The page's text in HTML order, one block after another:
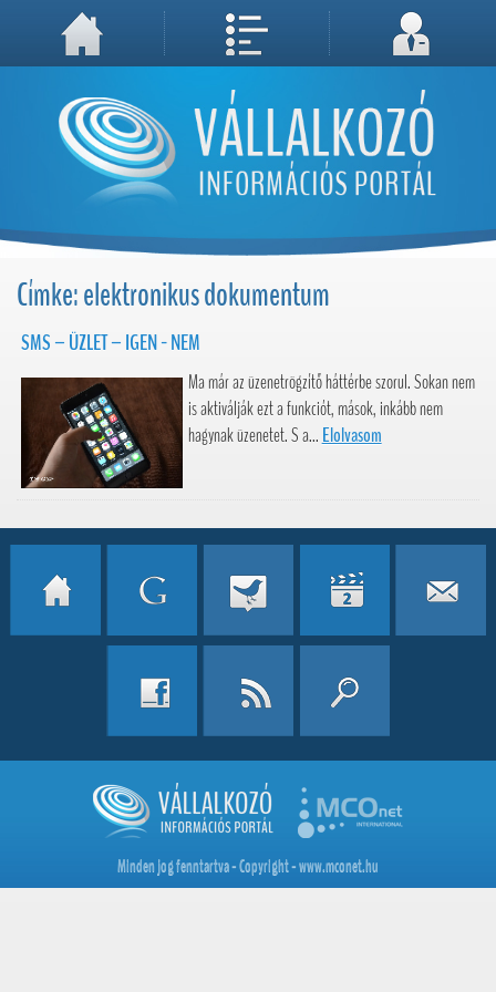
A weboldal használatával Ön elfogadja, hogy Cookie-kat (sütiket) tároljunk számítógépén. A sütik a weboldal megfelelő működéséhez
Megértettem, folytatás...
Címke: elektronikus dokumentum
SMS – ÜZLET – IGEN - NEM
Ma már az üzenetrögzítő háttérbe szorul. Sokan nem
is aktiválják ezt a funkciót, mások, inkább nem
hagynak üzenetet. S a... Elolvasom
Minden jog fenntartva - Copyright - www.mconet.hu